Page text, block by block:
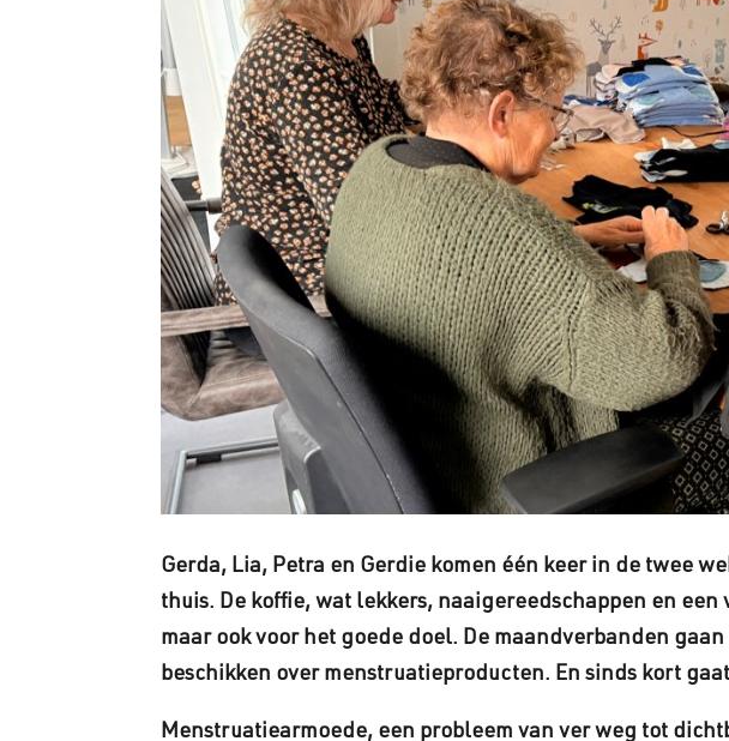
Gerda, Lia, Petra en Gerdie komen één keer in de twee
thuis. De koffie, wat lekkers, naaigereedschappen en
maar ook voor het goede doel. De maandverbanden
beschikken over menstruatieproducten. En sinds kort
Menstruatiearmoede, een probleem van ver weg tot